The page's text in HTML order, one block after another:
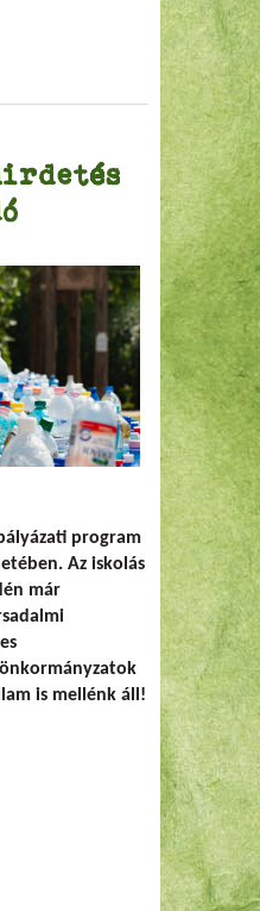
program
Az iskolás
már
is mellénk áll!
eredményhirdetés és